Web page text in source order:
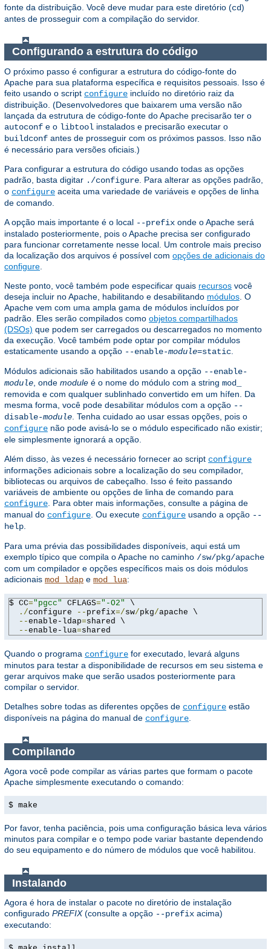
fonte da distribuição. Você deve mudar para este diretório (cd)
antes de prosseguir com a compilação do servidor.
Configurando a estrutura do código
O próximo passo é configurar a estrutura do código-fonte do
Apache para sua plataforma específica e requisitos pessoais. Isso é
feito usando o script configure incluído no diretório raiz da
distribuição. (Desenvolvedores que baixarem uma versão não
lançada da estrutura de código-fonte do Apache precisarão ter o
autoconf e o libtool instalados e precisarão executar o
buildconf antes de prosseguir com os próximos passos. Isso não
é necessário para versões oficiais.)
Para configurar a estrutura do código usando todas as opções
padrão, basta digitar ./configure . Para alterar as opções padrão,
o configure aceita uma variedade de variáveis e opções de linha
de comando.
A opção mais importante é o local --prefix onde o Apache será
instalado posteriormente, pois o Apache precisa ser configurado
para funcionar corretamente nesse local. Um controle mais preciso
da localização dos arquivos é possível com opções de adicionais do
configure
Neste ponto, você também pode especificar quais recursos você
deseja incluir no Apache, habilitando e desabilitando módulos . O
Apache vem com uma ampla gama de módulos incluídos por
padrão. Eles serão compilados como objetos compartilhados
(DSOs) que podem ser carregados ou descarregados no momento
da execução. Você também pode optar por compilar módulos
estaticamente usando a opção --enable-module=static
Módulos adicionais são habilitados usando a opção --enable-
module , onde module é o nome do módulo com a string mod_
removida e com qualquer sublinhado convertido em um hífen. Da
mesma forma, você pode desabilitar módulos com a opção --
disable-module . Tenha cuidado ao usar essas opções, pois o
configure não pode avisá-lo se o módulo especificado não existir;
ele simplesmente ignorará a opção.
Além disso, às vezes é necessário fornecer ao script configure
informações adicionais sobre a localização do seu compilador,
bibliotecas ou arquivos de cabeçalho. Isso é feito passando
variáveis ​​de ambiente ou opções de linha de comando para
configure . Para obter mais informações, consulte a página de
manual do configure . Ou execute configure usando a opção --
help
Para uma prévia das possibilidades disponíveis, aqui está um
exemplo típico que compila o Apache no caminho /sw/pkg/apache
com um compilador e opções específicos mais os dois módulos
adicionais mod_ldap e mod_lua:
$ CC="pgcc" CFLAGS="-O2"
\
./configure -- prefix=/sw/pkg/apache \
--enable-ldap=shared \
--enable-lua=shared
Quando o programa configure for executado, levará alguns
minutos para testar a disponibilidade de recursos em seu sistema e
gerar arquivos make que serão usados ​​posteriormente para
compilar o servidor.
Detalhes sobre todas as diferentes opções de configure estão
disponíveis na página do manual de configure
Compilando
Agora você pode compilar as várias partes que formam o pacote
Apache simplesmente executando o comando:
$ make
Por favor, tenha paciência, pois uma configuração básica leva vários
minutos para compilar e o tempo pode variar bastante dependendo
do seu equipamento e do número de módulos que você habilitou.
Instalando
Agora é hora de instalar o pacote no diretório de instalação
configurado PREFIX(consulte a opção --prefix acima)
executando: